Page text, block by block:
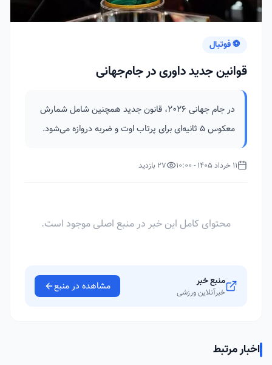
⚽ فوتبال
قوانین جدید داوری در جام‌جهانی
در جام جهانی ۲۰۲۶، قانون جدید همچنین شامل شمارش
معکوس ۵ ثانیه‌ای برای پرتاب اوت و ضربه دروازه می‌شود.
11 خرداد 1405 - 10:00 27 بازدید
محتوای کامل این خبر در منبع اصلی موجود است.
منبع خبر
خبرآنلاین ورزشی مشاهده در منبع
اخبار مرتبط